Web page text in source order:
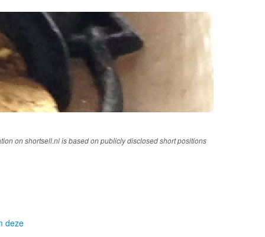
on shortsell.nl is based on publicly disclosed short positions
deze